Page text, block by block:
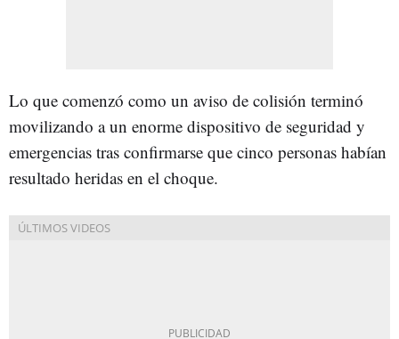
Lo que comenzó como un aviso de colisión terminó
movilizando a un enorme dispositivo de seguridad y
emergencias tras confirmarse que cinco personas habían
resultado heridas en el choque.